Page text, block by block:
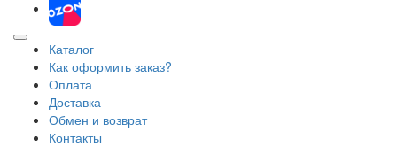
Каталог
Как оформить заказ?
Оплата
Доставка
Обмен и возврат
Контакты